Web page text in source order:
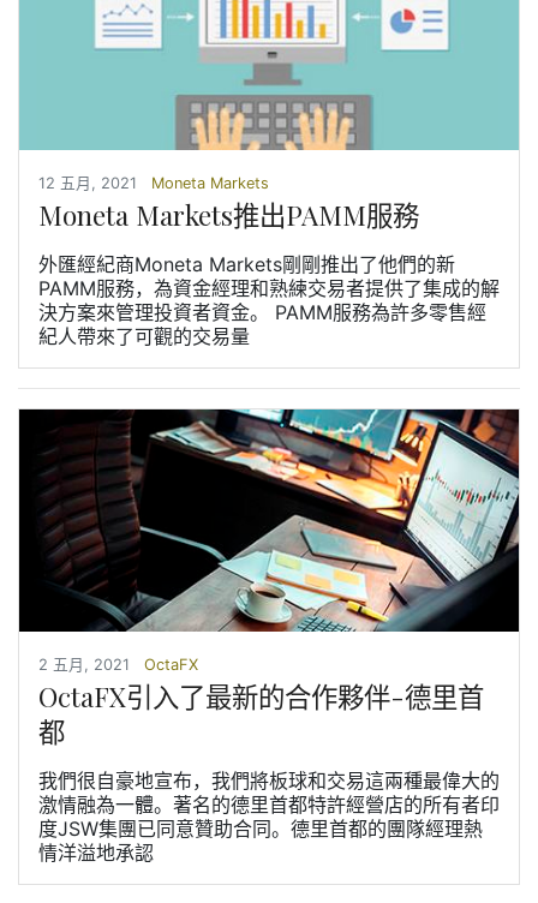
12 五月, 2021 Moneta Markets
Moneta Markets推出PAMM服務
外匯經紀商Moneta Markets剛剛推出了他們的新
PAMM服務，為資金經理和熟練交易者提供了集成的解
決方案來管理投資者資金。 PAMM服務為許多零售經
紀人帶來了可觀的交易量
2 五月, 2021 OctaFX
OctaFX引入了最新的合作夥伴-德里首
都
我們很自豪地宣布，我們將板球和交易這兩種最偉大的
激情融為一體。著名的德里首都特許經營店的所有者印
度JSW集團已同意贊助合同。德里首都的團隊經理熱
情洋溢地承認